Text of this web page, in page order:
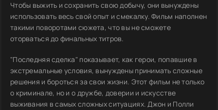
Чтобы выжить и сохранить свою добычу, они вынуждены
использовать весь свой опыт и смекалку. Фильм наполнен
такими поворотами сюжета, что вы не сможете
оторваться до финальных титров.
"Последняя сделка" показывает, как герои, попавшие в
экстремальные условия, вынуждены принимать сложные
решения и бороться за свои жизни. Этот фильм не только
о криминале, но и о дружбе, доверии и искусстве
выживания в самых сложных ситуациях. Джон и Полли